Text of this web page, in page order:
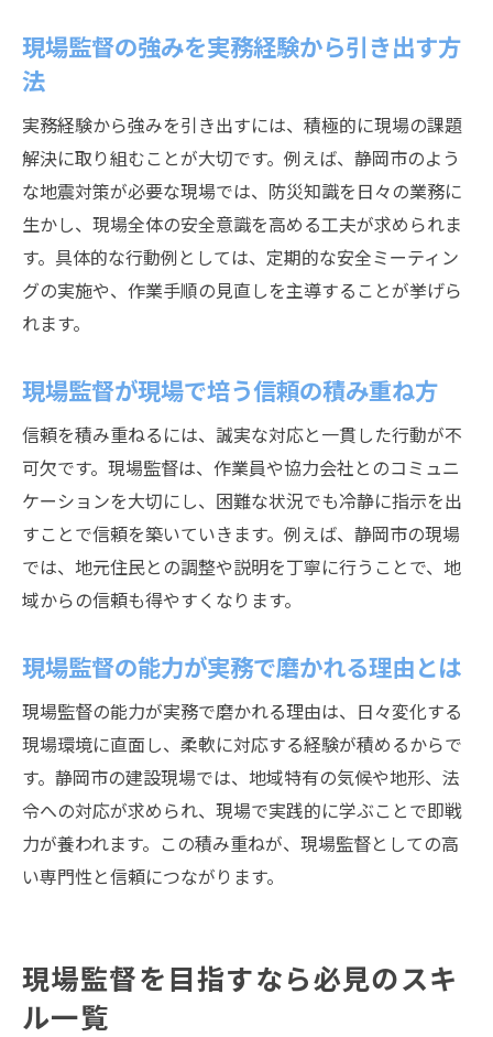
現場監督の強みを実務経験から引き出す方
法
実務経験から強みを引き出すには、積極的に現場の課題
解決に取り組むことが大切です。例えば、静岡市のよう
な地震対策が必要な現場では、防災知識を日々の業務に
生かし、現場全体の安全意識を高める工夫が求められま
す。具体的な行動例としては、定期的な安全ミーティン
グの実施や、作業手順の見直しを主導することが挙げら
れます。
現場監督が現場で培う信頼の積み重ね方
信頼を積み重ねるには、誠実な対応と一貫した行動が不
可欠です。現場監督は、作業員や協力会社とのコミュニ
ケーションを大切にし、困難な状況でも冷静に指示を出
すことで信頼を築いていきます。例えば、静岡市の現場
では、地元住民との調整や説明を丁寧に行うことで、地
域からの信頼も得やすくなります。
現場監督の能力が実務で磨かれる理由とは
現場監督の能力が実務で磨かれる理由は、日々変化する
現場環境に直面し、柔軟に対応する経験が積めるからで
す。静岡市の建設現場では、地域特有の気候や地形、法
令への対応が求められ、現場で実践的に学ぶことで即戦
力が養われます。この積み重ねが、現場監督としての高
い専門性と信頼につながります。
現場監督を目指すなら必見のスキ
ル一覧